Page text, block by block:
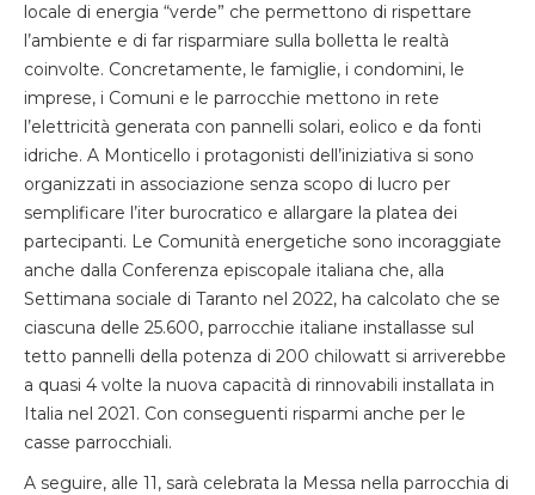
locale di energia “verde” che permettono di rispettare
l’ambiente e di far risparmiare sulla bolletta le realtà
coinvolte. Concretamente, le famiglie, i condomini, le
imprese, i Comuni e le parrocchie mettono in rete
l’elettricità generata con pannelli solari, eolico e da fonti
idriche. A Monticello i protagonisti dell’iniziativa si sono
organizzati in associazione senza scopo di lucro per
semplificare l’iter burocratico e allargare la platea dei
partecipanti. Le Comunità energetiche sono incoraggiate
anche dalla Conferenza episcopale italiana che, alla
Settimana sociale di Taranto nel 2022, ha calcolato che se
ciascuna delle 25.600, parrocchie italiane installasse sul
tetto pannelli della potenza di 200 chilowatt si arriverebbe
a quasi 4 volte la nuova capacità di rinnovabili installata in
Italia nel 2021. Con conseguenti risparmi anche per le
casse parrocchiali.
A seguire, alle 11, sarà celebrata la Messa nella parrocchia di